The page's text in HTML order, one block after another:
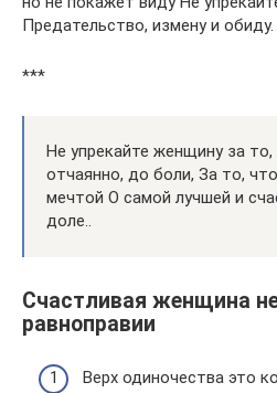
Предательство, измену и обиду.
***
Не упрекайте женщину за
отчаянно, до боли, За то,
мечтой О самой лучшей и
доле..
Счастливая женщина
равноправии
Верх одиночества это